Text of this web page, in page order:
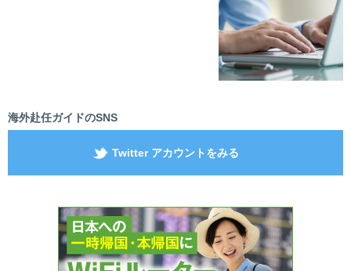
海外赴任ガイドのSNS
Twitter アカウントをみる